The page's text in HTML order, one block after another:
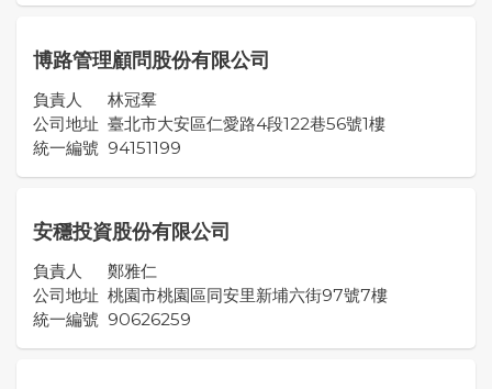
博路管理顧問股份有限公司
負責人
林冠羣
公司地址 臺北市大安區仁愛路4段122巷56號1樓
統一編號 94151199
安穩投資股份有限公司
負責人
鄭雅仁
公司地址 桃園市桃園區同安里新埔六街97號7樓
統一編號 90626259